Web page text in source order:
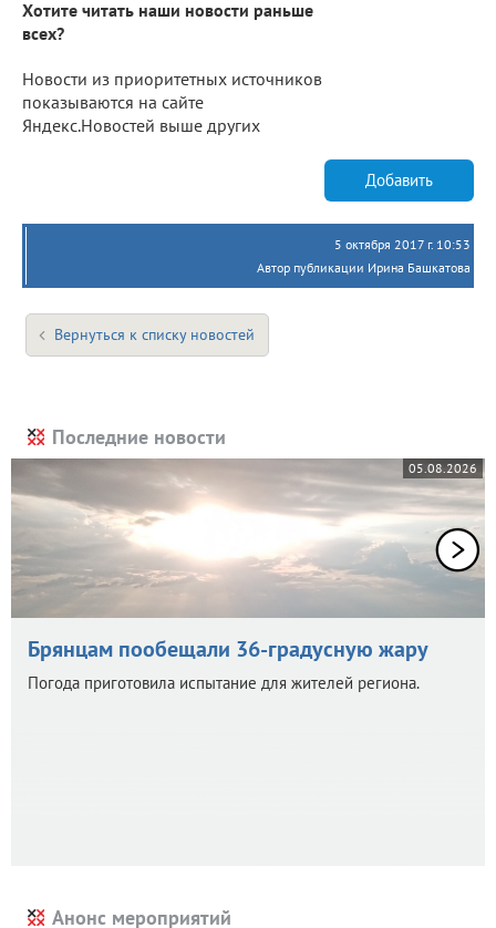
Хотите читать наши новости раньше
всех?
Новости из приоритетных источников
показываются на сайте
Яндекс.Новостей выше других
Добавить
5 октября 2017 г. 10:53
Автор публикации Ирина Башкатова
Вернуться к списку новостей
Последние новости
05.08.2026
Брянцам пообещали 36-градусную жару
Погода приготовила испытание для жителей региона.
Анонс мероприятий